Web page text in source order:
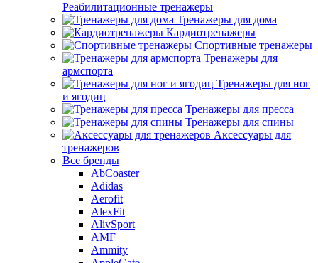
Реабилитационные тренажеры
Тренажеры для дома
Кардиотренажеры
Спортивные тренажеры
Тренажеры для
армспорта
Тренажеры для ног
и ягодиц
Тренажеры для пресса
Тренажеры для спины
Аксессуары для
тренажеров
Все бренды
AbCoaster
Adidas
Aerofit
AlexFit
AlivSport
AMF
Ammity